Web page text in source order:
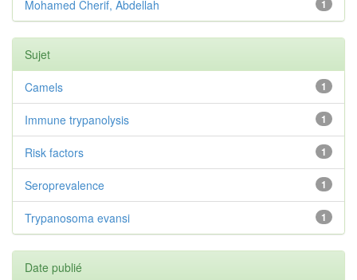
1
Mohamed Cherif, Abdellah
Sujet
1
Camels
1
Immune trypanolysis
1
Risk factors
1
Seroprevalence
1
Trypanosoma evansi
Date publié